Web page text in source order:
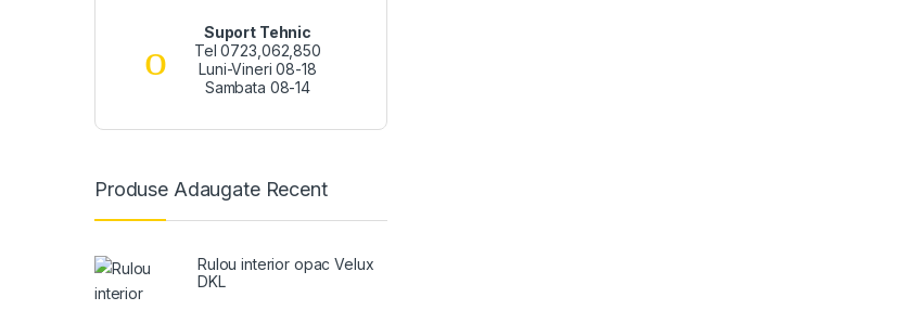
Suport Tehnic
Tel 0723,062,850
Luni-Vineri 08-18
Sambata 08-14
Produse Adaugate Recent
Rulou interior opac Velux
DKL